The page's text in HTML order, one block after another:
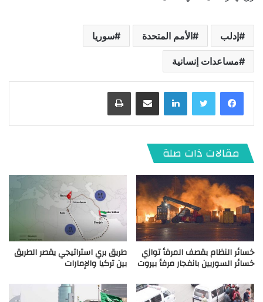
إدلب الأمم المتحدة سوريا
مساعدات إنسانية
لينكدإن
مقالات ذات صلة
خسائر النظام بقصف المرفأ توازي
خسائر السوريين بانفجار مرفأ بيروت
طريق بري استراتيجي يقصر الطريق
بين تركيا والإمارات